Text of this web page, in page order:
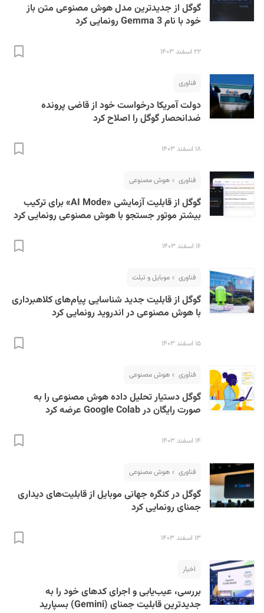
گوگل از جدیدترین مدل‌ هوش مصنوعی متن باز
خود با نام Gemma 3 رونمایی کرد
۲۲ اسفند ۱۴۰۳
فناوری
دولت آمریکا درخواست خود از قاضی پرونده
ضدانحصار گوگل را اصلاح کرد
۱۸ اسفند ۱۴۰۳
فناوری هوش مصنوعی
گوگل از قابلیت آزمایشی «AI Mode» برای ترکیب
بیشتر موتور جستجو با هوش مصنوعی رونمایی کرد
۱۶ اسفند ۱۴۰۳
فناوری موبایل و تبلت
گوگل از قابلیت جدید شناسایی پیام‌های کلاهبرداری
با هوش مصنوعی در اندروید رونمایی کرد
۱۵ اسفند ۱۴۰۳
فناوری هوش مصنوعی
گوگل دستیار تحلیل داده هوش مصنوعی را به
صورت رایگان در Google Colab عرضه کرد
۱۴ اسفند ۱۴۰۳
فناوری هوش مصنوعی
گوگل در کنگره جهانی موبایل از قابلیت‌های دیداری
جمنای رونمایی کرد
۱۳ اسفند ۱۴۰۳
اخبار
بررسی، عیب‌یابی و اجرای کدهای خود را به
جدیدترین قابلیت جمنای (Gemini) بسپارید